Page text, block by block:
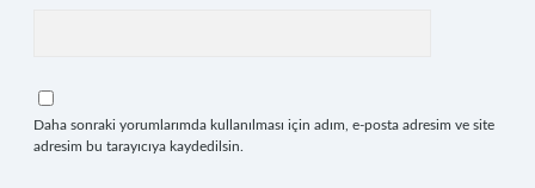
Daha sonraki yorumlarımda kullanılması için adım, e-posta adresim ve site
adresim bu tarayıcıya kaydedilsin.